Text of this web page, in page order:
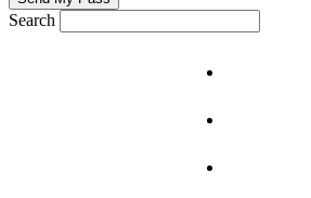
Search